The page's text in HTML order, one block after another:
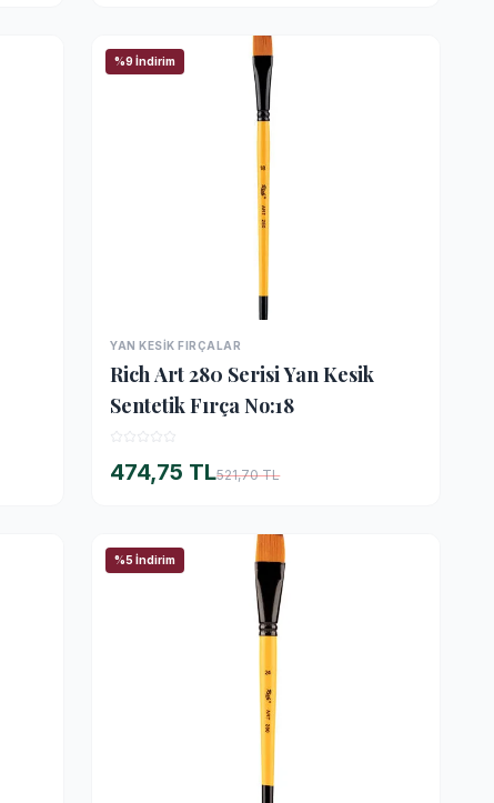
%9 İndirim
YAN KESIK FIRÇALAR
Rich Art 280 Serisi Yan Kesik
Sentetik Fırça No:18
474,75 TL521,70 TL
%5 İndirim